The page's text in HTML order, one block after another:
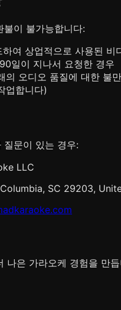
불이 불가능합니다:
하여 상업적으로 사용된 비
일이 지나서 요청한 경우
의 오디오 품질에 대한 불
업합니다)
질문이 있는 경우:
LLC
SC 29203,
나은 가라오케 경험을 만